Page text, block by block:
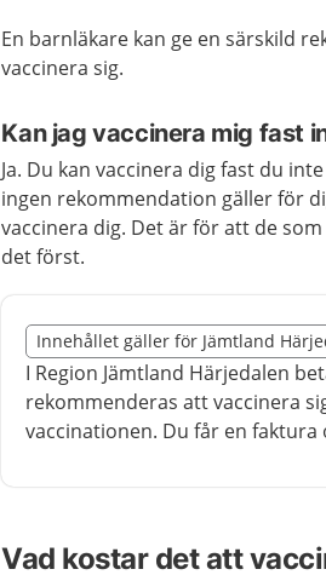
En barnläkare kan ge en särskild
vaccinera sig.
Kan jag vaccinera mig fast
Ja. Du kan vaccinera dig fast du
ingen rekommendation gäller för
vaccinera dig. Det är för att de
det först.
Nedan innehåll gäller region
Innehållet gäller för Jämtland
I Region Jämtland Härjedalen
rekommenderas att vaccinera
vaccinationen. Du får en
Slut på det regionala tillägget
Vad kostar det att